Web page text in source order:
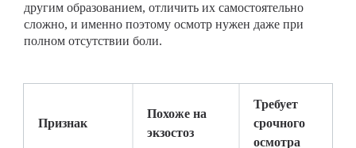
другим образованием, отличить их самостоятельно
сложно, и именно поэтому осмотр нужен даже при
полном отсутствии боли.
Признак
Похоже на
экзостоз
Требует
срочного
осмотра